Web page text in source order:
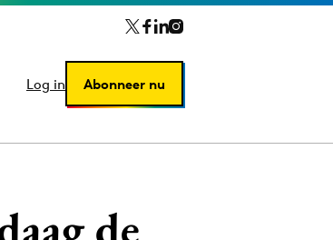
Log in Abonneer nu
Log in Abonneer nu